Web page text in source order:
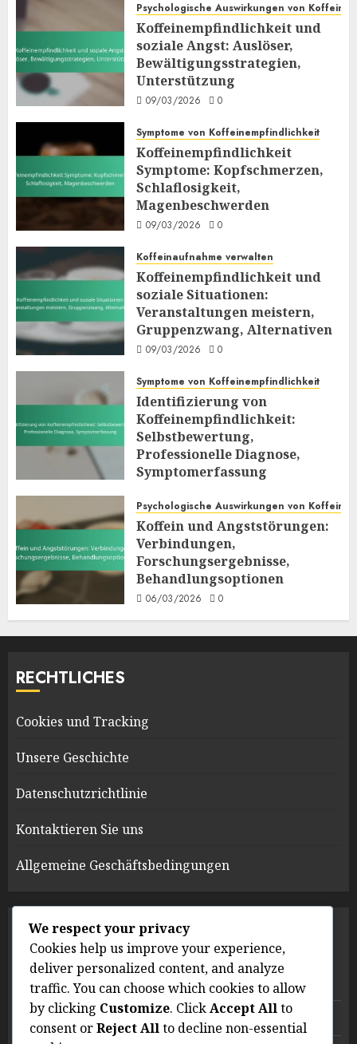
09/03/2026 0
Psychologische Auswirkungen von Koffein
Koffeinempfindlichkeit und
soziale Angst: Auslöser,
Bewältigungsstrategien,
Unterstützung
09/03/2026 0
Symptome von Koffeinempfindlichkeit
Koffeinempfindlichkeit
Symptome: Kopfschmerzen,
Schlaflosigkeit,
Magenbeschwerden
09/03/2026 0
Koffeinaufnahme verwalten
Koffeinempfindlichkeit und
soziale Situationen:
Veranstaltungen meistern,
Gruppenzwang, Alternativen
09/03/2026 0
Symptome von Koffeinempfindlichkeit
Identifizierung von
Koffeinempfindlichkeit:
Selbstbewertung,
Professionelle Diagnose,
Symptomerfassung
Psychologische Auswirkungen von Koffein
Koffein und Angststörungen:
Verbindungen,
Forschungsergebnisse,
Behandlungsoptionen
06/03/2026 0
RECHTLICHES
Cookies und Tracking
Unsere Geschichte
Datenschutzrichtlinie
Kontaktieren Sie uns
Allgemeine Geschäftsbedingungen
KATEGORIEN
Koffeinaufnahme verwalten
Psychologische Auswirkungen von Koffein
We respect your privacy
Cookies help us improve your experience,
deliver personalized content, and analyze
traffic. You can choose which cookies to allow
by clicking Customize. ClickAccept Allto
consent orReject Allto decline non-essential